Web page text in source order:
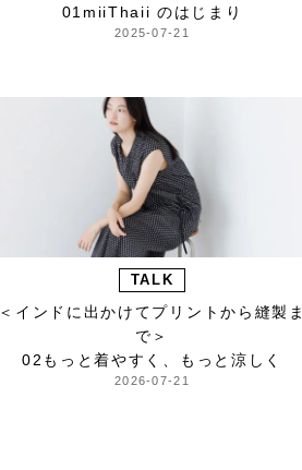
01miiThaii のはじまり
2025-07-21
TALK
＜インドに出かけてプリントから縫製ま
で＞
02もっと着やすく、もっと涼しく
2026-07-21